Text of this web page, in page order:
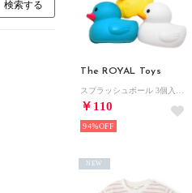
The ROYAL Toys
￥110
94%
NEW